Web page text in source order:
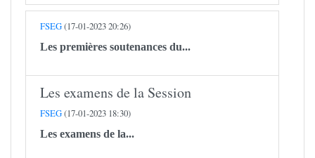
FSEG(17-01-2023 20:26)
Les premières soutenances du...
Les examens de la Session
FSEG(17-01-2023 18:30)
Les examens de la...